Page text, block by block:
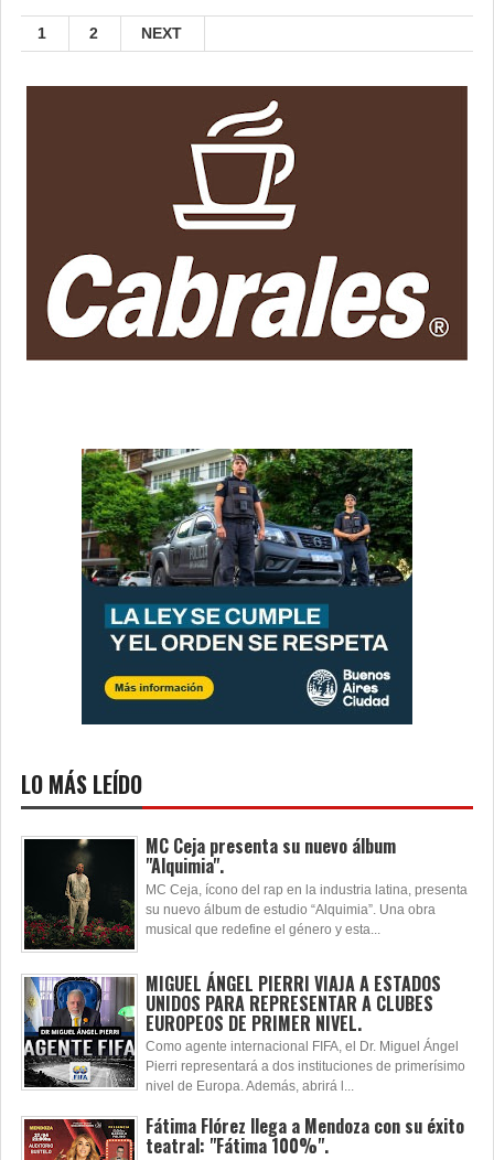
1 2 NEXT
LO MÁS LEÍDO
MC Ceja presenta su nuevo álbum
"Alquimia".
MC Ceja, ícono del rap en la industria latina, presenta
su nuevo álbum de estudio “Alquimia”. Una obra
musical que redefine el género y esta...
MIGUEL ÁNGEL PIERRI VIAJA A ESTADOS
UNIDOS PARA REPRESENTAR A CLUBES
EUROPEOS DE PRIMER NIVEL.
Como agente internacional FIFA, el Dr. Miguel Ángel
Pierri representará a dos instituciones de primerísimo
nivel de Europa. Además, abrirá l...
Fátima Flórez llega a Mendoza con su éxito
teatral: "Fátima 100%".